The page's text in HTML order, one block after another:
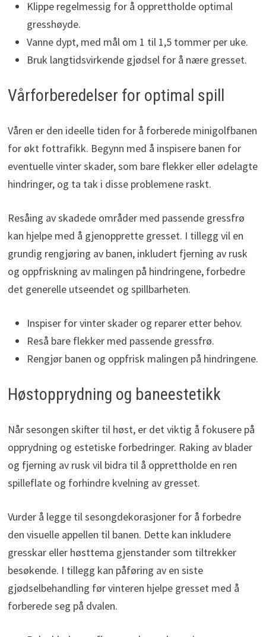
Klippe regelmessig for å opprettholde optimal
gresshøyde.
Vanne dypt, med mål om 1 til 1,5 tommer per uke.
Bruk langtidsvirkende gjødsel for å nære gresset.
Vårforberedelser for optimal spill
Våren er den ideelle tiden for å forberede minigolfbanen
for økt fottrafikk. Begynn med å inspisere banen for
eventuelle vinter skader, som bare flekker eller ødelagte
hindringer, og ta tak i disse problemene raskt.
Resåing av skadede områder med passende gressfrø
kan hjelpe med å gjenopprette gresset. I tillegg vil en
grundig rengjøring av banen, inkludert fjerning av rusk
og oppfriskning av malingen på hindringene, forbedre
det generelle utseendet og spillbarheten.
Inspiser for vinter skader og reparer etter behov.
Reså bare flekker med passende gressfrø.
Rengjør banen og oppfrisk malingen på hindringene.
Høstopprydning og baneestetikk
Når sesongen skifter til høst, er det viktig å fokusere på
opprydning og estetiske forbedringer. Raking av blader
og fjerning av rusk vil bidra til å opprettholde en ren
spilleflate og forhindre kvelning av gresset.
Vurder å legge til sesongdekorasjoner for å forbedre
den visuelle appellen til banen. Dette kan inkludere
gresskar eller høsttema gjenstander som tiltrekker
besøkende. I tillegg kan påføring av en siste
gjødselbehandling før vinteren hjelpe gresset med å
forberede seg på dvalen.